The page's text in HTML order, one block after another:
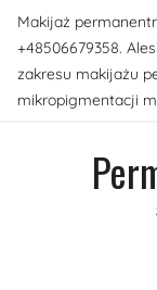
Przejdź
do
treści
Makijaż
+48506679358.
zakresu makijażu
mikropigmentacji